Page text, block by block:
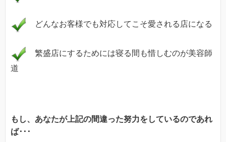
どんなお客様でも対応してこそ愛される店になる
繁盛店にするためには寝る間も惜しむのが美容師
道
もし、あなたが上記の間違った努力をしているのであれ
ば･･･